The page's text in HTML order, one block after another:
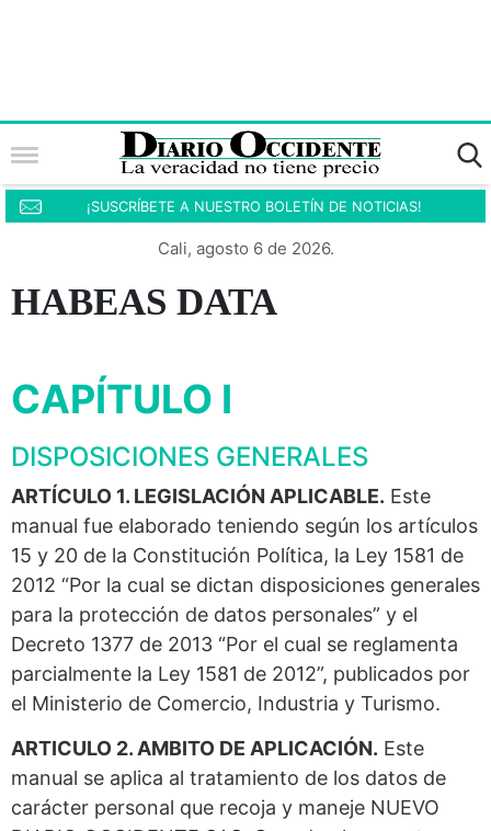
¡SUSCRÍBETE A NUESTRO BOLETÍN DE NOTICIAS!
Cali, agosto 6 de 2026.
HABEAS DATA
CAPÍTULO I
DISPOSICIONES GENERALES
ARTÍCULO 1. LEGISLACIÓN APLICABLE. Este
manual fue elaborado teniendo según los artículos
15 y 20 de la Constitución Política, la Ley 1581 de
2012 “Por la cual se dictan disposiciones generales
para la protección de datos personales” y el
Decreto 1377 de 2013 “Por el cual se reglamenta
parcialmente la Ley 1581 de 2012”, publicados por
el Ministerio de Comercio, Industria y Turismo.
ARTICULO 2. AMBITO DE APLICACIÓN. Este
manual se aplica al tratamiento de los datos de
carácter personal que recoja y maneje NUEVO